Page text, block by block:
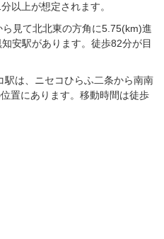
以上が想定されます。
見て北北東の方角に5.75(km)進
安駅があります。徒歩82分が目
駅は、ニセコひらふ二条から南南
置にあります。移動時間は徒歩